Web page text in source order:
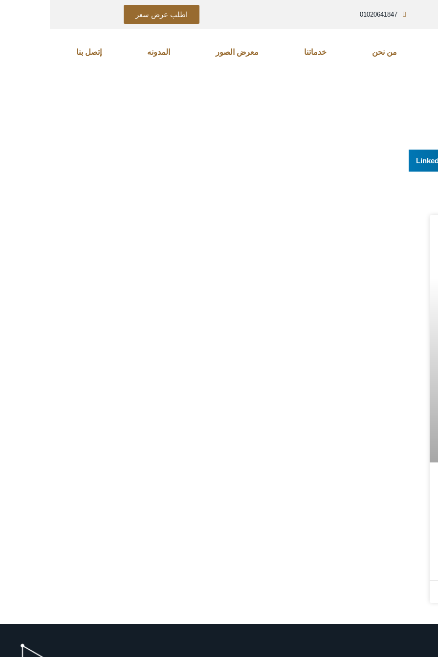
01020641847 اطلب عرض سعر
من نحن خدماتنا معرض الصور المدونه إتصل بنا